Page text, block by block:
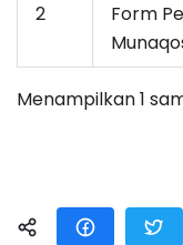
2
Form
Menampilkan 1